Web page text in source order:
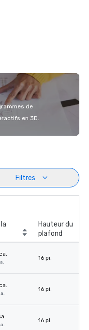
de
en 3D.
Filtres
Hauteur du
plafond
16 pi.
16 pi.
16 pi.